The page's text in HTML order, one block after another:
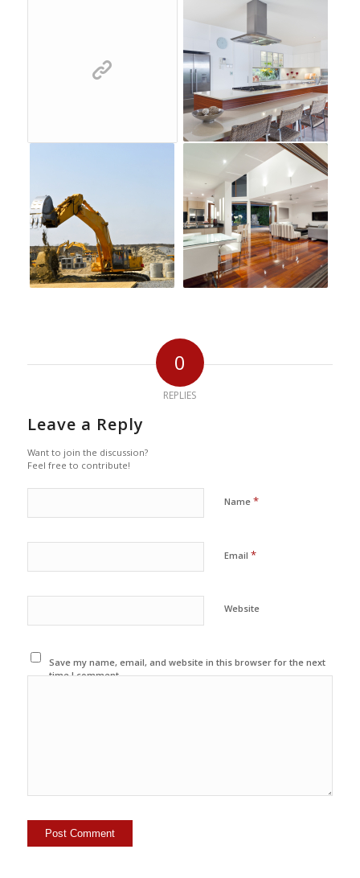
0
REPLIES
Leave a Reply
Want to join the discussion?
Feel free to contribute!
Name *
Email *
Website
Save my name, email, and website in this browser for the next
time I comment.